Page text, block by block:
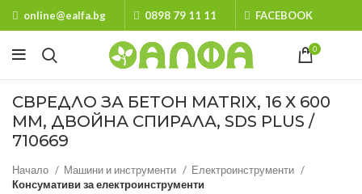
online@ealfa.bg 0898 79 11 11 FACEBOOK
0
СВРЕДЛО ЗА БЕТОН MATRIX, 16 Х 600
ММ, ДВОЙНА СПИРАЛА, SDS PLUS /
710669
Начало Машини и инструменти
Електроинструменти
Консумативи за електроинструменти